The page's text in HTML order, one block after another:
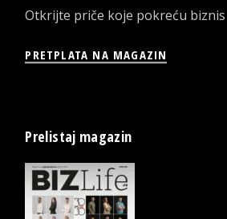
Otkrijte priče koje pokreću biznis
PRETPLATA NA MAGAZIN
Prelistaj magazin